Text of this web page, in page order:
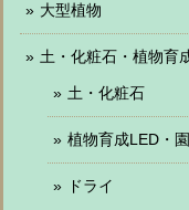
大型植物
土・化粧石・植物育
土・化粧石
植物育成LED・
ドライ